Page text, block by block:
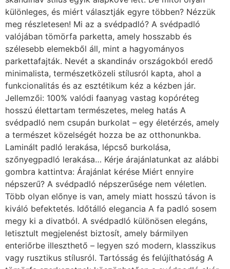
különleges, és miért választják egyre többen? Nézzük
meg részletesen! Mi az a svédpadló? A svédpadló
valójában tömörfa parketta, amely hosszabb és
szélesebb elemekből áll, mint a hagyományos
parkettafajták. Nevét a skandináv országokból eredő
minimalista, természetközeli stílusról kapta, ahol a
funkcionalitás és az esztétikum kéz a kézben jár.
Jellemzői: 100% valódi faanyag vastag kopóréteg
hosszú élettartam természetes, meleg hatás A
svédpadló nem csupán burkolat – egy életérzés, amely
a természet közelségét hozza be az otthonunkba.
Laminált padló lerakása, lépcső burkolása,
szőnyegpadló lerakása… Kérje árajánlatunkat az alábbi
gombra kattintva: Árajánlat kérése Miért ennyire
népszerű? A svédpadló népszerűsége nem véletlen.
Több olyan előnye is van, amely miatt hosszú távon is
kiváló befektetés. Időtálló elegancia A fa padló sosem
megy ki a divatból. A svédpadló különösen elegáns,
letisztult megjelenést biztosít, amely bármilyen
enteriőrbe illeszthető – legyen szó modern, klasszikus
vagy rusztikus stílusról. Tartósság és felújíthatóság A